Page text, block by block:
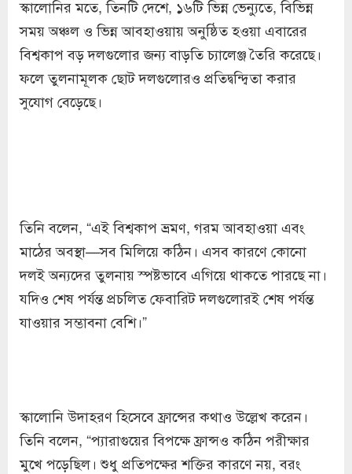
স্কালোনির মতে, তিনটি দেশে, ১৬টি ভিন্ন ভেন্যুতে, বিভিন্ন
সময় অঞ্চল ও ভিন্ন আবহাওয়ায় অনুষ্ঠিত হওয়া এবারের
বিশ্বকাপ বড় দলগুলোর জন্য বাড়তি চ্যালেঞ্জ তৈরি করেছে।
ফলে তুলনামূলক ছোট দলগুলোরও প্রতিদ্বন্দ্বিতা করার
সুযোগ বেড়েছে।
তিনি বলেন, “এই বিশ্বকাপ ভ্রমণ, গরম আবহাওয়া এবং
মাঠের অবস্থা—সব মিলিয়ে কঠিন। এসব কারণে কোনো
দলই অন্যদের তুলনায় স্পষ্টভাবে এগিয়ে থাকতে পারছে না।
যদিও শেষ পর্যন্ত প্রচলিত ফেবারিট দলগুলোরই শেষ পর্যন্ত
যাওয়ার সম্ভাবনা বেশি।”
স্কালোনি উদাহরণ হিসেবে ফ্রান্সের কথাও উল্লেখ করেন।
তিনি বলেন, “প্যারাগুয়ের বিপক্ষে ফ্রান্সও কঠিন পরীক্ষার
মুখে পড়েছিল। শুধু প্রতিপক্ষের শক্তির কারণে নয়, বরং